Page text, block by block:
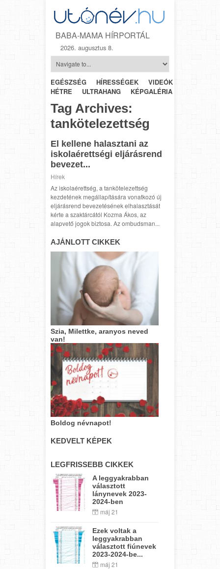
BABA-MAMA HÍRPORTÁL
2026. augusztus 8.
EGÉSZSÉG HÍRESSÉGEK VIDEÓK
HÉTRŐL-
HÉTRE
ULTRAHANG KÉPGALÉRIA
Tag Archives:
tankötelezettség
El kellene halasztani az
iskolaérettségi eljárásrend
bevezet...
Hírek
Az iskolaérettség, a tankötelezettség
kezdetének megállapítására vonatkozó új
eljárásrend bevezetésének elhalasztását
kérte a szaktárcától Kozma Ákos, az
alapvető jogok biztosa. Az ombudsman...
AJÁNLOTT CIKKEK
Szia, Milettke, aranyos neved
van!
Boldog névnapot!
KEDVELT KÉPEK
LEGFRISSEBB CIKKEK
A leggyakrabban
választott
lánynevek 2023-
2024-ben
máj 21
Ezek voltak a
leggyakrabban
választott fiúnevek
2023-2024-be...
máj 21